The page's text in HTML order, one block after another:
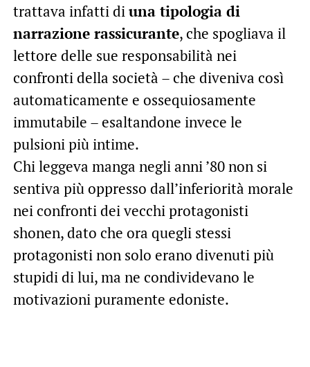
trattava infatti diuna tipologia di
narrazione rassicurante, che spogliava il
lettore delle sue responsabilità nei
confronti della società – che diveniva così
automaticamente e ossequiosamente
immutabile – esaltandone invece le
pulsioni più intime.
Chi leggeva manga negli anni ’80 non si
sentiva più oppresso dall’inferiorità morale
nei confronti dei vecchi protagonisti
shonen, dato che ora quegli stessi
protagonisti non solo erano divenuti più
stupidi di lui, ma ne condividevano le
motivazioni puramente edoniste.